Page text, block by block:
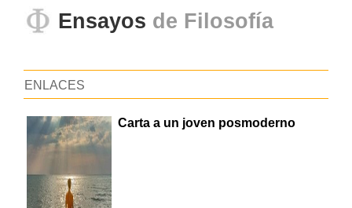
Ensayos de Filosofía
ENLACES
Carta a un joven posmoderno